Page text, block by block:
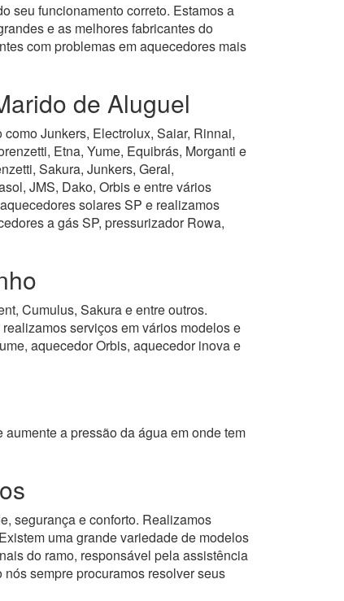
seu funcionamento correto. Estamos a
e as melhores fabricantes do
com problemas em aquecedores mais
de Aluguel
Junkers, Electrolux, Saiar, Rinnai,
Etna, Yume, Equibrás, Morganti e
Sakura, Junkers, Geral,
JMS, Dako, Orbis e entre vários
solares SP e realizamos
a gás SP, pressurizador Rowa,
Cumulus, Sakura e entre outros.
serviços em vários modelos e
aquecedor Orbis, aquecedor inova e
a pressão da água em onde tem
segurança e conforto. Realizamos
uma grande variedade de modelos
do ramo, responsável pela assistência
sempre procuramos resolver seus